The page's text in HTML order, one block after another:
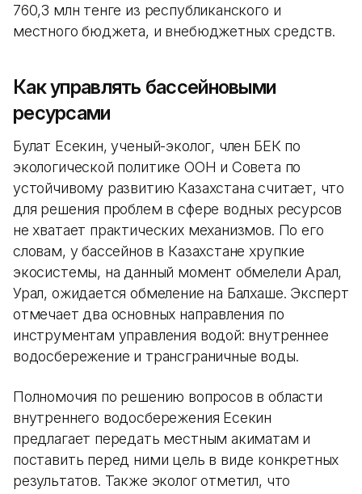
760,3 млн тенге из республиканского и
местного бюджета, и внебюджетных средств.
Как управлять бассейновыми
ресурсами
Булат Есекин, ученый-эколог, член БЕК по
экологической политике ООН и Совета по
устойчивому развитию Казахстана считает, что
для решения проблем в сфере водных ресурсов
не хватает практических механизмов. По его
словам, у бассейнов в Казахстане хрупкие
экосистемы, на данный момент обмелели Арал,
Урал, ожидается обмеление на Балхаше. Эксперт
отмечает два основных направления по
инструментам управления водой: внутреннее
водосбережение и трансграничные воды.
Полномочия по решению вопросов в области
внутреннего водосбережения Есекин
предлагает передать местным акиматам и
поставить перед ними цель в виде конкретных
результатов. Также эколог отметил, что